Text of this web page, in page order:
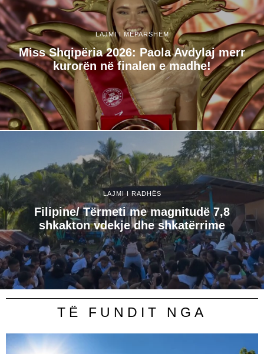
LAJMI I MËPARSHËM
Miss Shqipëria 2026: Paola Avdylaj merr
kurorën në finalen e madhe!
LAJMI I RADHËS
Filipine/ Tërmeti me magnitudë 7,8
shkakton vdekje dhe shkatërrime
TË FUNDIT NGA